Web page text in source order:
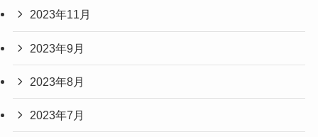
2023年11月
2023年9月
2023年8月
2023年7月